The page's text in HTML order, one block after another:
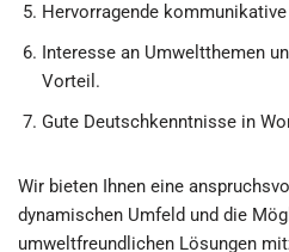
Hervorragende
Interesse an Umweltthemen
Vorteil.
Gute Deutschkenntnisse in
Wir bieten Ihnen eine
dynamischen Umfeld und die
umweltfreundlichen Lösungen